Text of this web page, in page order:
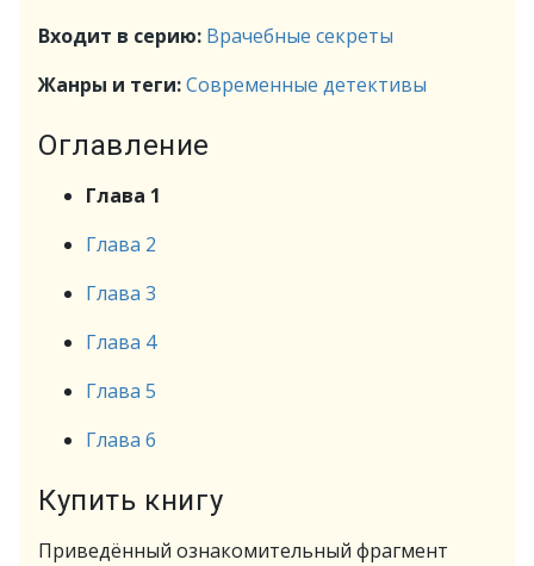
Входит в серию: Врачебные секреты
Жанры и теги:Современные детективы
Оглавление
Глава 1
Глава 2
Глава 3
Глава 4
Глава 5
Глава 6
Купить книгу
Приведённый ознакомительный фрагмент